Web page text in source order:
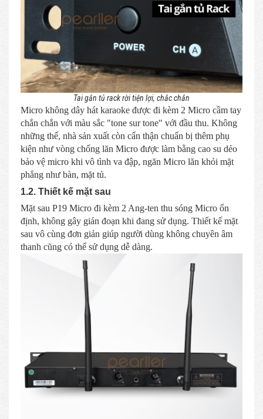
Tai gắn tủ rack rời tiện lợi, chắc chắn
Micro không dây hát karaoke được đi kèm 2 Micro cầm tay
chắn chắn với màu sắc "tone sur tone" với đầu thu. Không
những thế, nhà sản xuất còn cẩn thận chuẩn bị thêm phụ
kiện như vòng chống lăn Micro được làm bằng cao su dẻo
bảo vệ micro khi vô tình va đập, ngăn Micro lăn khỏi mặt
phẳng như bàn, mặt tủ.
1.2. Thiết kế mặt sau
Mặt sau P19 Micro đi kèm 2 Ang-ten thu sóng Micro ổn
định, không gây gián đoạn khi đang sử dụng. Thiết kế mặt
sau vô cùng đơn giản giúp người dùng không chuyên âm
thanh cũng có thể sử dụng dễ dàng.